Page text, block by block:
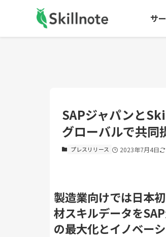
サ
SAPジャパンと
グローバルで共同
プレスリリース 2023年7月4日
製造業向けでは日本
材スキルデータを
の最大化とイノベー